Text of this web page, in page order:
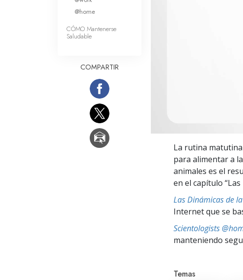
La rutina
para alimentar a
animales es el
en el capítulo “Las
Las Dinámicas de
Internet que se
Scientologists
manteniendo
Temas
@home
CÓMO Mantenerse
Saludable
COMPARTIR